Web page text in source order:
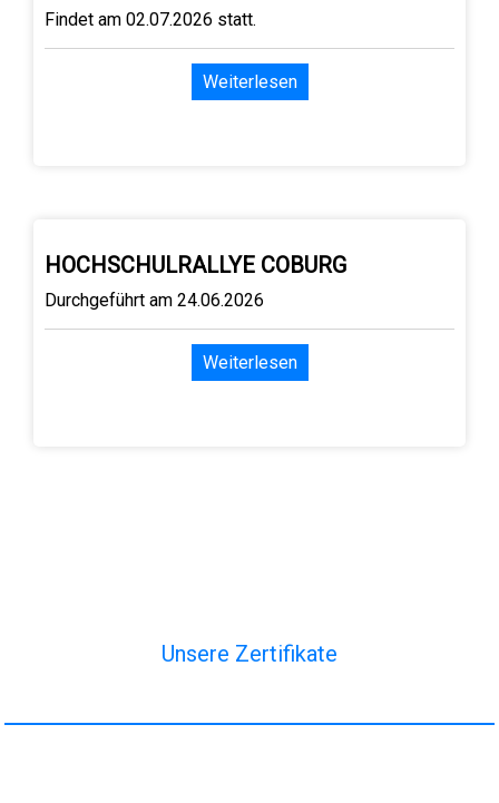
Findet am 02.07.2026 statt.
Weiterlesen
HOCHSCHULRALLYE COBURG
Durchgeführt am 24.06.2026
Weiterlesen
Unsere Zertifikate